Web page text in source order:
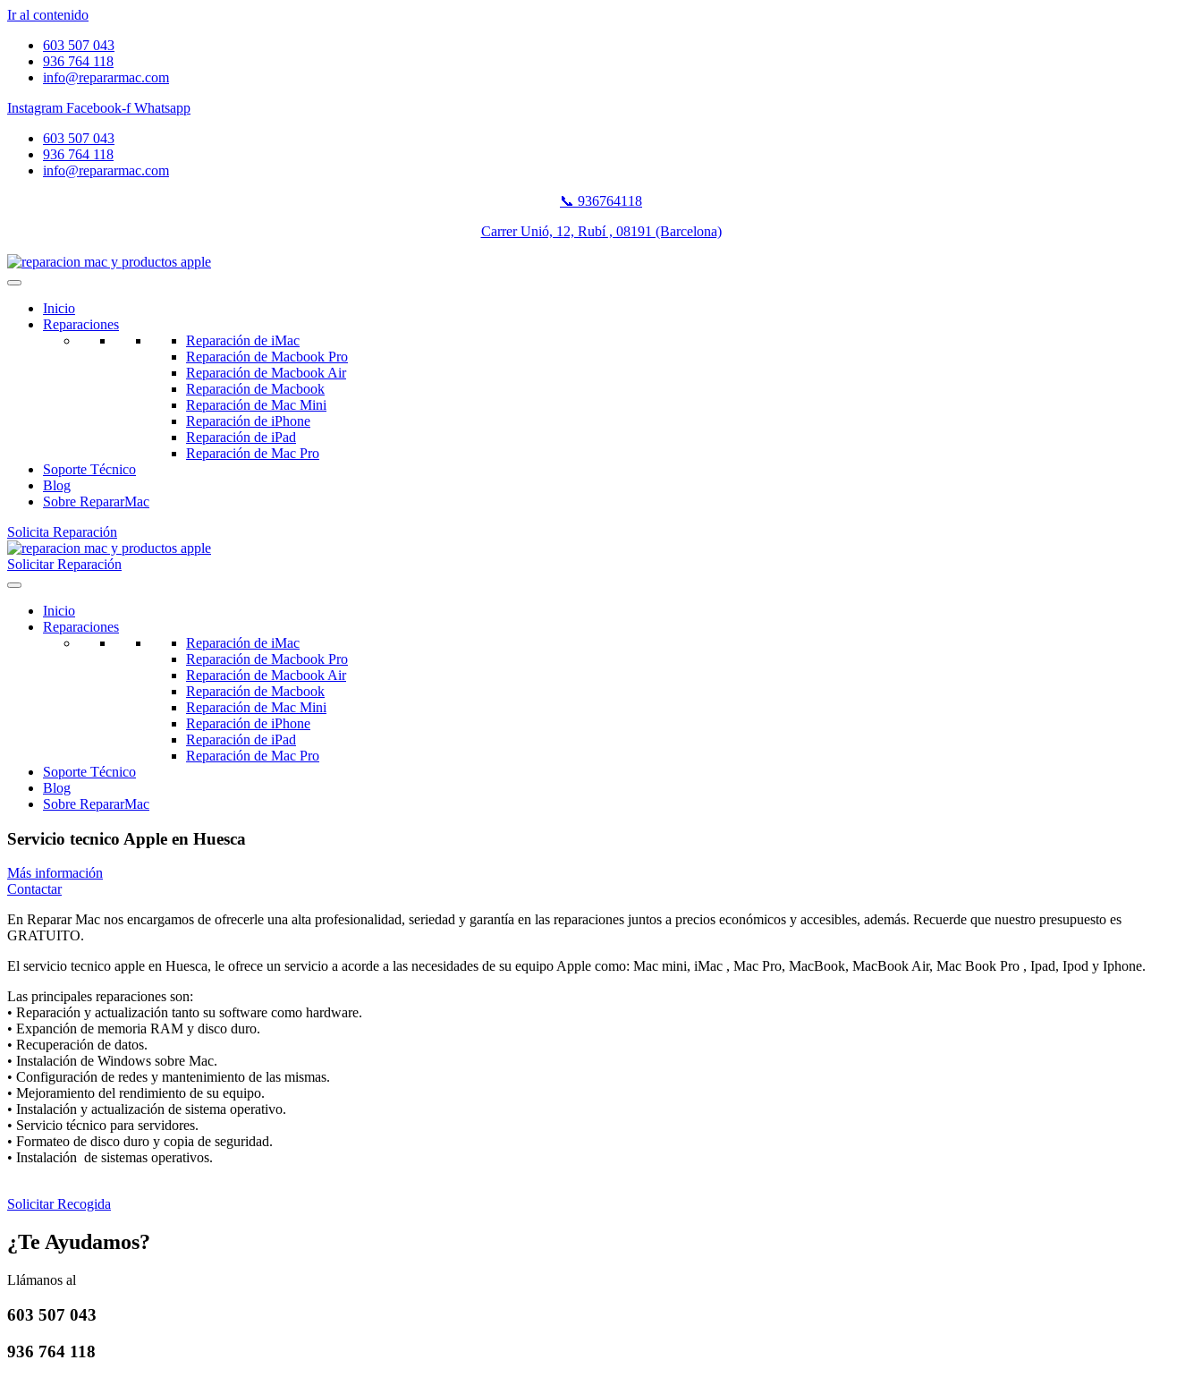
Ir al contenido
603 507 043
936 764 118
info@repararmac.com
Instagram Facebook-f Whatsapp
603 507 043
936 764 118
info@repararmac.com
📞 936764118
Carrer Unió, 12, Rubí , 08191 (Barcelona)
Inicio
Reparaciones
Reparación de iMac
Reparación de Macbook Pro
Reparación de Macbook Air
Reparación de Macbook
Reparación de Mac Mini
Reparación de iPhone
Reparación de iPad
Reparación de Mac Pro
Soporte Técnico
Blog
Sobre RepararMac
Solicita Reparación
Solicitar Reparación
Inicio
Reparaciones
Reparación de iMac
Reparación de Macbook Pro
Reparación de Macbook Air
Reparación de Macbook
Reparación de Mac Mini
Reparación de iPhone
Reparación de iPad
Reparación de Mac Pro
Soporte Técnico
Blog
Sobre RepararMac
Servicio tecnico Apple en Huesca
Más información
Contactar
En Reparar Mac nos encargamos de ofrecerle una alta profesionalidad, seriedad y garantía en las reparaciones juntos a precios económicos y accesibles, además. Recuerde que nuestro presupuesto es
GRATUITO.
El servicio tecnico apple en Huesca, le ofrece un servicio a acorde a las necesidades de su equipo Apple como: Mac mini, iMac , Mac Pro, MacBook, MacBook Air, Mac Book Pro , Ipad, Ipod y Iphone.
Las principales reparaciones son:
• Reparación y actualización tanto su software como hardware.
• Expanción de memoria RAM y disco duro.
• Recuperación de datos.
• Instalación de Windows sobre Mac.
• Configuración de redes y mantenimiento de las mismas.
• Mejoramiento del rendimiento de su equipo.
• Instalación y actualización de sistema operativo.
• Servicio técnico para servidores.
• Formateo de disco duro y copia de seguridad.
• Instalación de sistemas operativos.
Solicitar Recogida
¿Te Ayudamos?
Llámanos al
603 507 043
936 764 118